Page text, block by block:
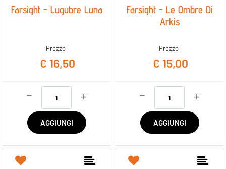
Farsight - Lugubre Luna
Prezzo
€ 16,50
AGGIUNGI
Farsight - Le Ombre Di
Arkis
Prezzo
€ 15,00
AGGIUNGI